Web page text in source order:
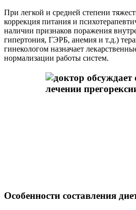
При легкой и средней степени
коррекция питания и
наличии признаков поражения
гипертония, ГЭРБ, анемия и т.д.)
гинекологом назначает
нормализации работы систем.
Особенности составления